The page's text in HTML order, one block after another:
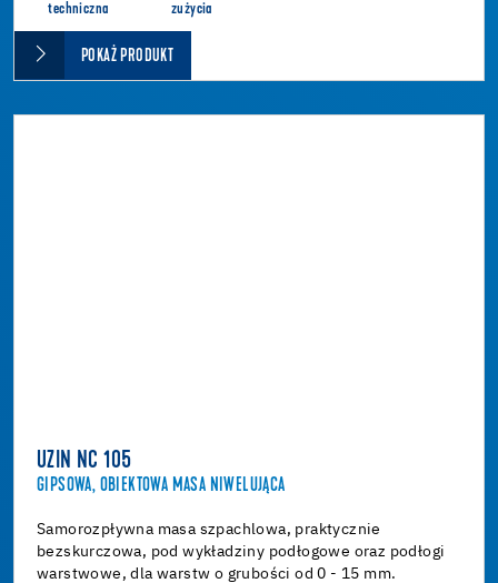
techniczna
zużycia
POKAŻ PRODUKT
UZIN NC 105
GIPSOWA, OBIEKTOWA MASA NIWELUJĄCA
Samorozpływna masa szpachlowa, praktycznie
bezskurczowa, pod wykładziny podłogowe oraz podłogi
warstwowe, dla warstw o grubości od 0 - 15 mm.